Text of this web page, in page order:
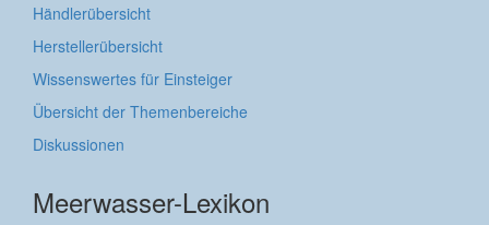
Händlerübersicht
Herstellerübersicht
Wissenswertes für Einsteiger
Übersicht der Themenbereiche
Diskussionen
Meerwasser-Lexikon